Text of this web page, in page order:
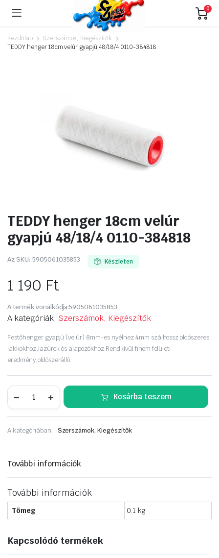
0
Kezdőlap
Szerszámok, Kiegészítők
TEDDY henger 18cm velúr gyapjú 48/18/4 0110-384818
TEDDY henger 18cm velúr
gyapjú 48/18/4 0110-384818
Az SKU: 5905061035853 Készleten
1 190 Ft
A termék vonalkódja:5905061035853
A kategóriák: Szerszámok, Kiegészítők
Festőhenger gyapjú (velúr) 8mm-es nyélhez 4mm szálhossz oldószeres
lakkokhoz,lazúrok és alapozókhoz.Rendkívűl finom felületi
eredmény,oldószerálló
henger
velúr
48/18/4
Kosárba teszem
A kategóriában: Szerszámok, Kiegészítők
További információk
További információk
Tömeg 0.1 kg
Kapcsolódó termékek